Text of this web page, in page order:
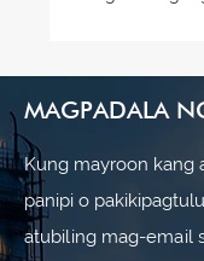
MAGPADALA
Kung mayroon kang
panipi o
atubiling mag-email